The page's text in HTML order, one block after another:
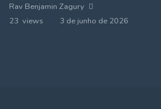
Rav Benjamin Zagury
23 views
3 de junho de 2026